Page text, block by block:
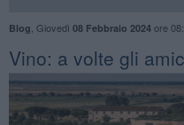
Blog Giovedì 08 Febbraio 2024ore
Vino: a volte gli